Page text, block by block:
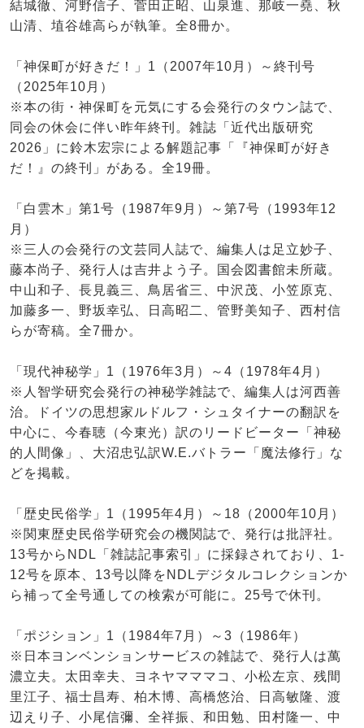
結城徹、河野信子、菅田正昭、山泉進、那岐一堯、秋
山清、埴谷雄高らが執筆。全8冊か。
「神保町が好きだ！」1（2007年10月）～終刊号
（2025年10月）
※本の街・神保町を元気にする会発行のタウン誌で、
同会の休会に伴い昨年終刊。雑誌「近代出版研究
2026」に鈴木宏宗による解題記事「『神保町が好き
だ！』の終刊」がある。全19冊。
「白雲木」第1号（1987年9月）～第7号（1993年12
月）
※三人の会発行の文芸同人誌で、編集人は足立妙子、
藤本尚子、発行人は吉井よう子。国会図書館未所蔵。
中山和子、長見義三、鳥居省三、中沢茂、小笠原克、
加藤多一、野坂幸弘、日高昭二、管野美知子、西村信
らが寄稿。全7冊か。
「現代神秘学」1（1976年3月）～4（1978年4月）
※人智学研究会発行の神秘学雑誌で、編集人は河西善
治。ドイツの思想家ルドルフ・シュタイナーの翻訳を
中心に、今春聴（今東光）訳のリードビーター「神秘
的人間像」、大沼忠弘訳W.E.バトラー「魔法修行」な
どを掲載。
「歴史民俗学」1（1995年4月）～18（2000年10月）
※関東歴史民俗学研究会の機関誌で、発行は批評社。
13号からNDL「雑誌記事索引」に採録されており、1-
12号を原本、13号以降をNDLデジタルコレクションか
ら補って全号通しての検索が可能に。25号で休刊。
「ポジション」1（1984年7月）～3（1986年）
※日本ヨンベンションサービスの雑誌で、発行人は萬
濃立夫。太田幸夫、ヨネヤマママコ、小松左京、残間
里江子、福士昌寿、柏木博、高橋悠治、日高敏隆、渡
辺えり子、小尾信彌、全祥振、和田勉、田村隆一、中